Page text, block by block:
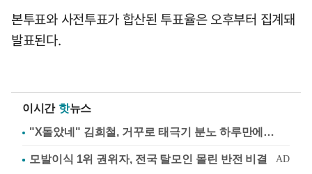
본투표와 사전투표가 합산된 투표율은 오후부터 집계돼
발표된다.
이시간 핫뉴스
"X돌았네" 김희철, 거꾸로 태극기 분노 하루만에…